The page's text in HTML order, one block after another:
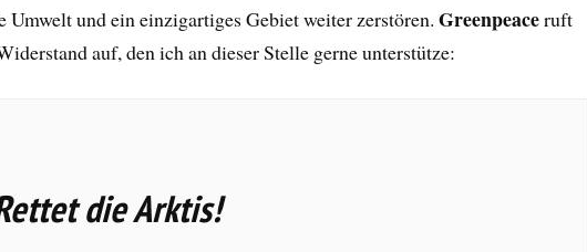
Umwelt und ein einzigartiges Gebiet weiter zerstören.Greenpeaceruft
auf, den ich an dieser Stelle gerne unterstütze:
die Arktis!